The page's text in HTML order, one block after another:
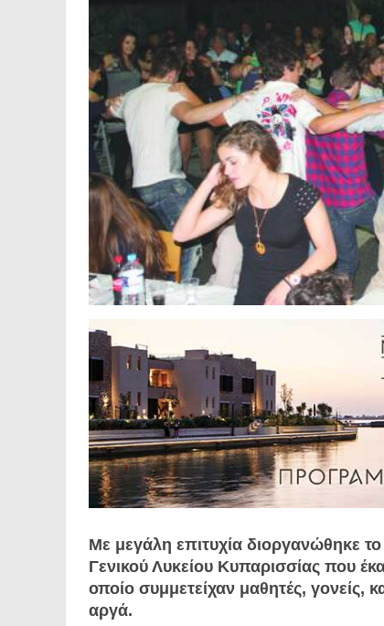
Με μεγάλη επιτυχία διοργανώθηκε
Γενικού Λυκείου Κυπαρισσίας που
οποίο συμμετείχαν μαθητές, γονείς,
αργά.